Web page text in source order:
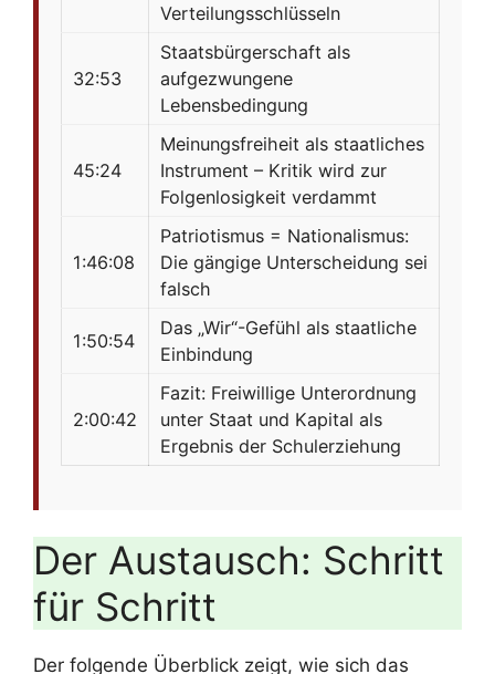
Verteilungsschlüsseln
32:53
Staatsbürgerschaft als
aufgezwungene
Lebensbedingung
45:24
Meinungsfreiheit als staatliches
Instrument – Kritik wird zur
Folgenlosigkeit verdammt
1:46:08
Patriotismus = Nationalismus:
Die gängige Unterscheidung sei
falsch
1:50:54
Das „Wir“-Gefühl als staatliche
Einbindung
2:00:42
Fazit: Freiwillige Unterordnung
unter Staat und Kapital als
Ergebnis der Schulerziehung
Der Austausch: Schritt
für Schritt
Der folgende Überblick zeigt, wie sich das